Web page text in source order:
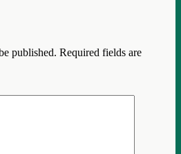
published. Required fields are